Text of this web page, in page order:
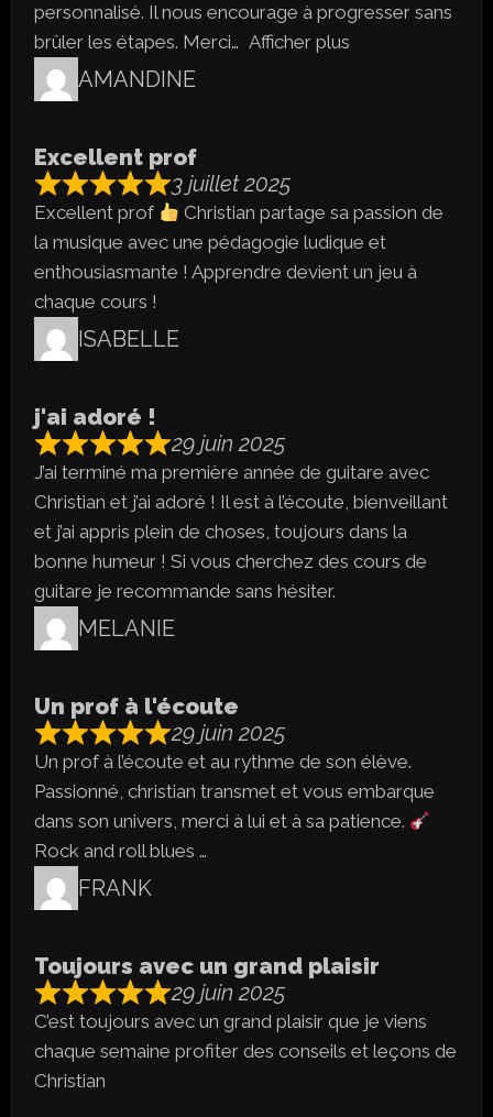
personnalisé. Il nous encourage à progresser sans
brûler les étapes. Merci
Afficher plus
AMANDINE
Excellent prof
3 juillet 2025
Excellent prof
Christian partage sa passion de
la musique avec une pédagogie ludique et
enthousiasmante ! Apprendre devient un jeu à
chaque cours !
ISABELLE
j'ai adoré !
29 juin 2025
J’ai terminé ma première année de guitare avec
Christian et j’ai adoré ! Il est à l’écoute, bienveillant
et j’ai appris plein de choses, toujours dans la
bonne humeur ! Si vous cherchez des cours de
guitare je recommande sans hésiter.
MELANIE
Un prof à l'écoute
29 juin 2025
Un prof à l’écoute et au rythme de son élève.
Passionné, christian transmet et vous embarque
dans son univers, merci à lui et à sa patience.
Rock and roll blues …
FRANK
Toujours avec un grand plaisir
29 juin 2025
C’est toujours avec un grand plaisir que je viens
chaque semaine profiter des conseils et leçons de
Christian